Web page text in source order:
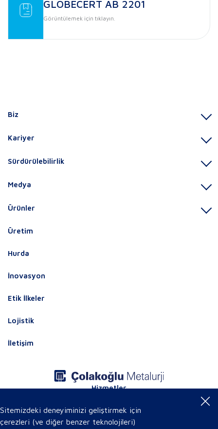
GLOBECERT AB 2201
Görüntülemek için tıklayın.
Biz
Kariyer
Sürdürülebilirlik
Medya
Ürünler
Üretim
Hurda
İnovasyon
Etik İlkeler
Lojistik
İletişim
Hizmetler
Online Ürün Kataloğu
Sitemizdeki deneyiminizi geliştirmek için
çerezleri (ve diğer benzer teknolojileri)